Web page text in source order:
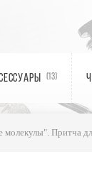
(13)
молекулы". Притча